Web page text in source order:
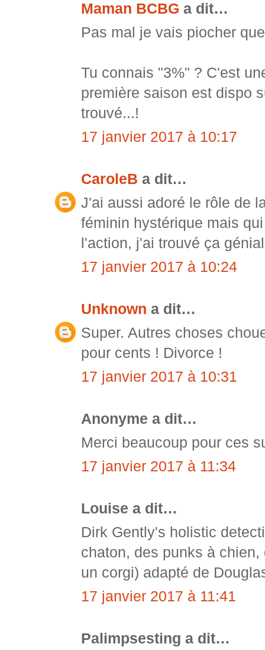
Maman BCBG a dit…
Pas mal je vais piocher
Tu connais "3%" ? C'est
première saison est dispo
trouvé...!
17 janvier 2017 à 10:17
CaroleB a dit…
J'ai aussi adoré le rôle de
féminin hystérique mais
l'action, j'ai trouvé ça
17 janvier 2017 à 10:24
Unknown a dit…
Super. Autres choses
pour cents ! Divorce !
17 janvier 2017 à 10:31
Anonyme a dit…
Merci beaucoup pour ces
17 janvier 2017 à 11:34
Louise a dit…
Dirk Gently's holistic
chaton, des punks à
un corgi) adapté de
17 janvier 2017 à 11:41
Palimpsesting a dit…